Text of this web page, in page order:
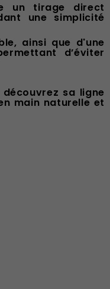
un tirage direct
une simplicité
ainsi que d'une
d’éviter
découvrez sa ligne
main naturelle et